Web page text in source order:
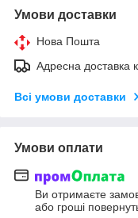
Умови доставки
Нова Пошта
Адресна доставка
Всі умови доставки
Умови оплати
Ви отримаєте
або гроші